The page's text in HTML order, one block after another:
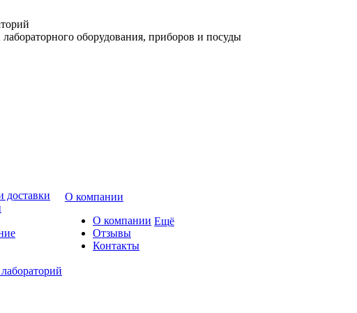
оборудования, приборов и посуды
доставки
О компании
О компании
Отзывы
Контакты
Ещё